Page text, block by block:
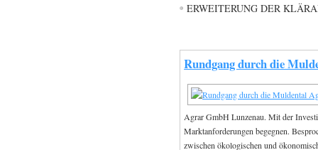
ERWEITERUNG DER
Rundgang durch die
Agrar GmbH Lunzenau. Mit der
Marktanforderungen begegnen.
zwischen ökologischen und